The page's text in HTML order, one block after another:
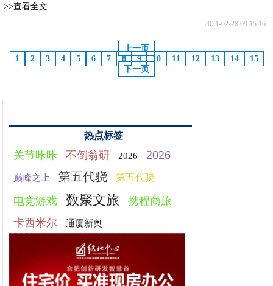
>>查看全文
2021-02-28 09:15:16
上一页
1
2 3 4 5 6 7 8 9 10 11 12 13 14
15
下一页
热点标签
关节咔咔 不倒翁研 2026 2026
巅峰之上 第五代骁 第五代骁
电竞游戏 数聚文旅
携程商旅
卡西米尔
通厦新奥